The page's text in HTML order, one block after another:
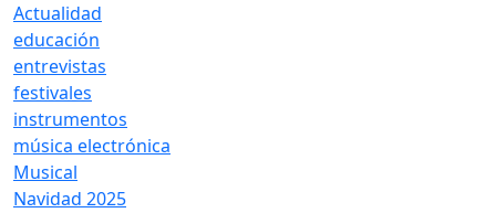
Actualidad
educación
entrevistas
festivales
instrumentos
música electrónica
Musical
Navidad 2025